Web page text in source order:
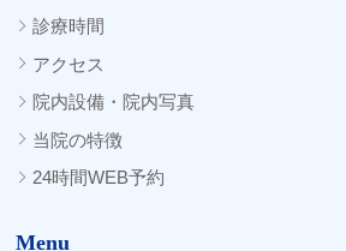
診療時間
アクセス
院内設備・院内写真
当院の特徴
24時間WEB予約
Menu